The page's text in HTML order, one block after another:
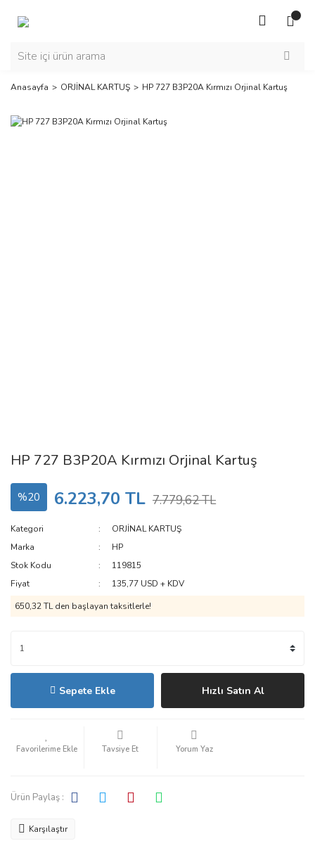
Anasayfa ORJİNAL KARTUŞ HP 727 B3P20A Kırmızı Orjinal Kartuş
HP 727 B3P20A Kırmızı Orjinal Kartuş
%20 6.223,70 TL 7.779,62 TL
Kategori
ORJİNAL KARTUŞ
Marka
HP
Stok Kodu
119815
Fiyat
135,77 USD + KDV
650,32 TL den başlayan taksitlerle!
Sepete Ekle Hızlı Satın Al
Tavsiye Et Yorum Yaz
Ürün Paylaş :
Karşılaştır